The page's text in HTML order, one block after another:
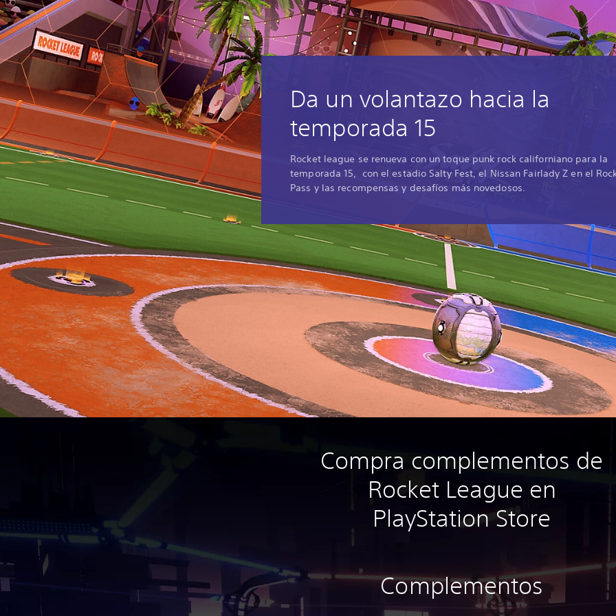
Da un volantazo hacia la
temporada 15
Rocket league se renueva con un toque punk rock californiano para la
temporada 15, con el estadio Salty Fest, el Nissan Fairlady Z en el
Pass y las recompensas y desafíos más novedosos.
Compra complementos de
Rocket League en
PlayStation Store
Complementos